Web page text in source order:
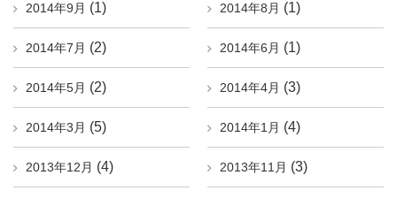
2014年9月 (1) 2014年8月 (1)
2014年7月 (2) 2014年6月 (1)
2014年5月 (2) 2014年4月 (3)
2014年3月 (5) 2014年1月 (4)
2013年12月 (4) 2013年11月 (3)